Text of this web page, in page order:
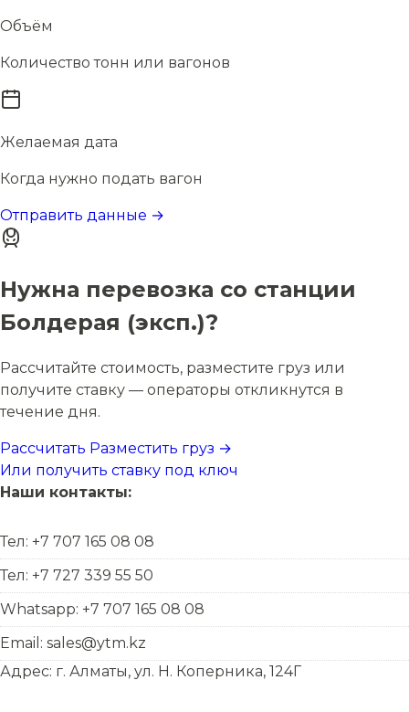
Объём
Количество тонн или вагонов
Желаемая дата
Когда нужно подать вагон
Отправить данные →
Нужна перевозка со станции
Болдерая (эксп.)?
Рассчитайте стоимость, разместите груз или
получите ставку — операторы откликнутся в
течение дня.
Рассчитать Разместить груз →
Или получить ставку под ключ
Наши контакты:
Тел: +7 707 165 08 08
Тел: +7 727 339 55 50
Whatsapp: +7 707 165 08 08
Email: sales@ytm.kz
Адрес: г. Алматы, ул. Н. Коперника, 124Г